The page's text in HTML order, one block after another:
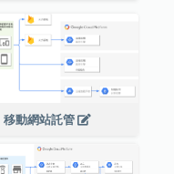
移動網站託管